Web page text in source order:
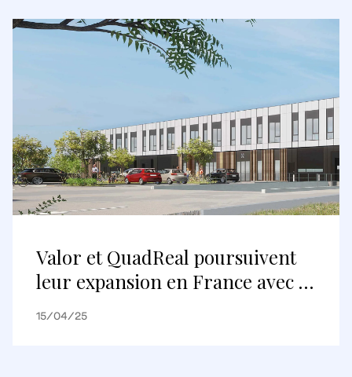
Valor et QuadReal poursuivent
leur expansion en France avec le
développement d’un nouveau
15/04/25